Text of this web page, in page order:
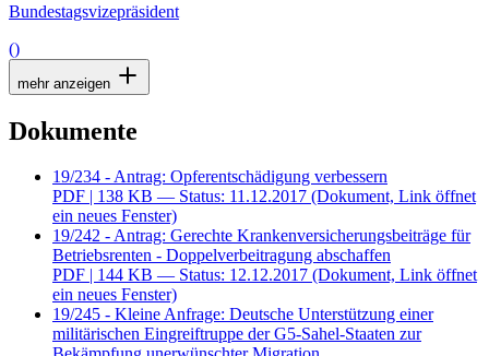
Bundestagsvizepräsident
()
mehr anzeigen
Dokumente
19/234 - Antrag: Opferentschädigung verbessern
PDF | 138 KB — Status: 11.12.2017 (Dokument, Link öffnet
ein neues Fenster)
19/242 - Antrag: Gerechte Krankenversicherungsbeiträge für
Betriebsrenten - Doppelverbeitragung abschaffen
PDF | 144 KB — Status: 12.12.2017 (Dokument, Link öffnet
ein neues Fenster)
19/245 - Kleine Anfrage: Deutsche Unterstützung einer
militärischen Eingreiftruppe der G5-Sahel-Staaten zur